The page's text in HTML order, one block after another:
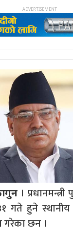
।
हुने स्थानीय
गरेका छन ।